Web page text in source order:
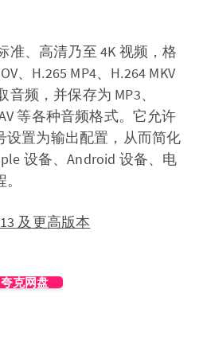
准、高清乃至 4K 视频，格
、H.265 MP4、H.264 MKV
音频，并保存为 MP3、
等各种音频格式。它允许
设置为输出配置，从而简化
设备、Android 设备、电
及更高版本
夸克网盘